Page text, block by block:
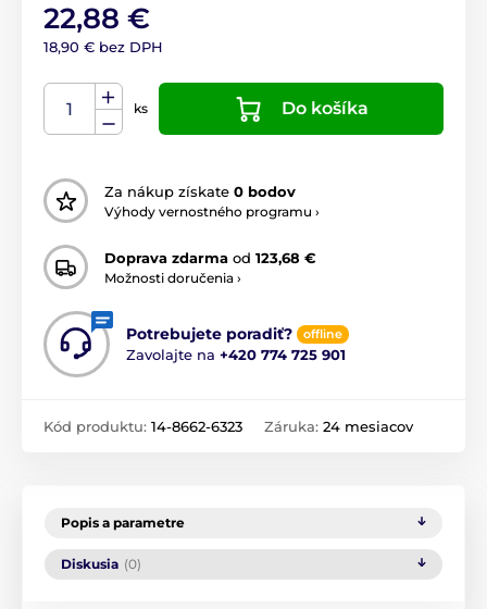
22,88 €
18,90 € bez DPH
ks Do košíka
Za nákup získate 0 bodov
Výhody vernostného programu ›
Doprava zdarma od 123,68 €
Možnosti doručenia ›
Potrebujete poradiť? offline
Zavolajte na +420 774 725 901
Kód produktu: 14-8662-6323 Záruka: 24 mesiacov
Popis a parametre
Diskusia (0)